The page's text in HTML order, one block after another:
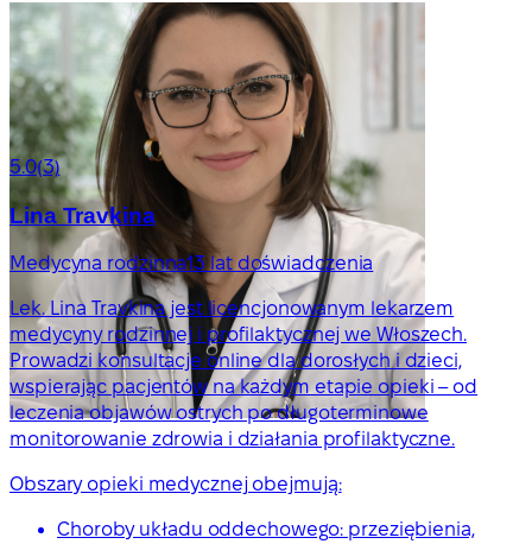
5.0(3)
Lina Travkina
Medycyna rodzinna13 lat doświadczenia
Lek. Lina Travkina jest licencjonowanym lekarzem
medycyny rodzinnej i profilaktycznej we Włoszech.
Prowadzi konsultacje online dla dorosłych i dzieci,
wspierając pacjentów na każdym etapie opieki – od
leczenia objawów ostrych po długoterminowe
monitorowanie zdrowia i działania profilaktyczne.
Obszary opieki medycznej obejmują:
Choroby układu oddechowego: przeziębienia,